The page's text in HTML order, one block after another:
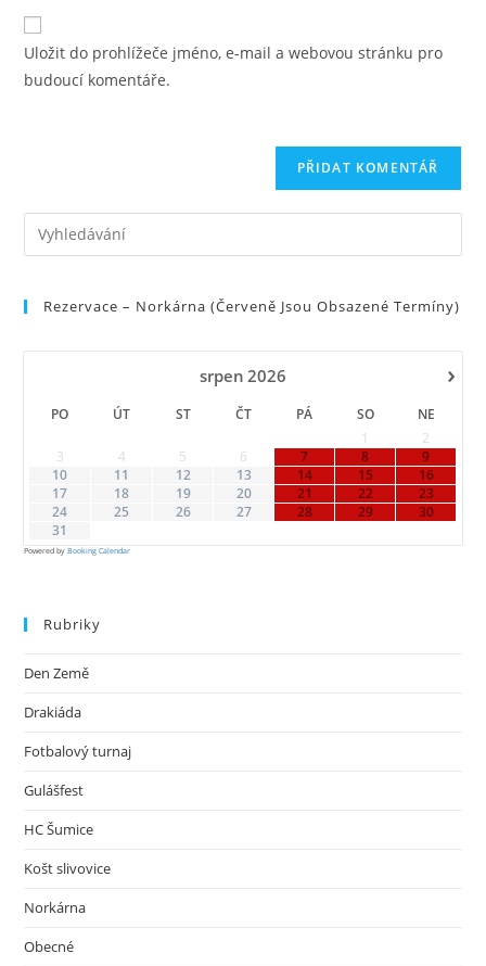
nebo
uživatelské
jméno
svou
e-
mailovou
URL
svého
Uložit do prohlížeče jméno, e-mail a webovou stránku pro
budoucí komentáře.
Rezervace – Norkárna (červeně Jsou Obsazené Termíny)
›
srpen 2026
PO ÚT ST ČT PÁ SO
NE
1
2
3
4 5 6 7 8
9
10
11 12 13 14 15
16
17
18 19 20 21 22
23
24
25 26 27 28 29
30
31
Powered byBooking Calendar
Rubriky
Den Země
Drakiáda
Fotbalový turnaj
Gulášfest
HC Šumice
Košt slivovice
Norkárna
Obecné